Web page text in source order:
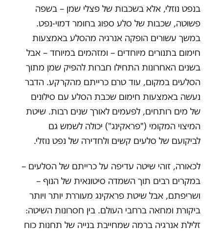
בנפט נוזלי, אלא בשכבות של פצלי שמן – בשפה
פשוטה, שכבות של סלע ספוג בחומר דמוי-נפט.
במשך עשורים הופקה אנרגיה מהסלע באמצעות
חימום בתנורים מיוחדים – ומזהמים במיוחד – אבל
בשנים האחרונות התחילו חברות להפיק שמן מתוך
הסלעים במקום, עוד טרם כרייתם מהקרקע. הדבר
נעשה באמצעות חימום שכבת הסלע עם סילונים
של מים רותחים, לפעמים לאורך שנים רבות. שיטת
המיצוי המקומי ("פראקינג") יכולה לשמש גם
לביקועם של סלעים קשים ולחדירה של נפט נוזלי.
לכאורה, זוהי שיטה עדיפה על כרייתם של הסלעים –
במקרים רבים תוך השמדה סיטונאית של הנוף –
ושריפתם, אבל שיטת פראקינג מעוררת יותר ויותר
ביקורת ומחאה ברחבי העולם. בין חסרונות השיטה:
זלילת אנרגיה ברמה שמחייבת בנייה של תחנות כוח